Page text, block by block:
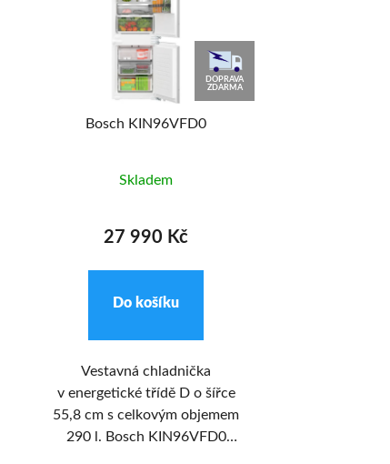
DOPRAVA
ZDARMA
Bosch KIN96VFD0
Skladem
27 990 Kč
Do košíku
Vestavná chladnička
v energetické třídě D o šířce
55,8 cm s celkovým objemem
290 l. Bosch KIN96VFD0